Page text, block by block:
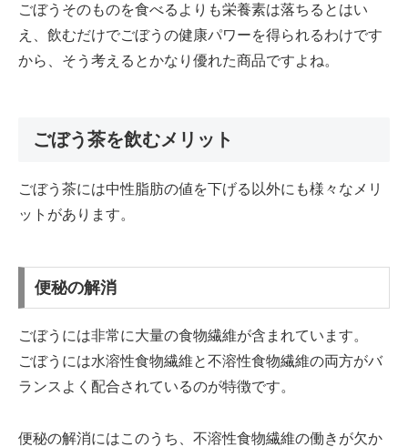
ごぼうそのものを食べるよりも栄養素は落ちるとはい
え、飲むだけでごぼうの健康パワーを得られるわけです
から、そう考えるとかなり優れた商品ですよね。
ごぼう茶を飲むメリット
ごぼう茶には中性脂肪の値を下げる以外にも様々なメリ
ットがあります。
便秘の解消
ごぼうには非常に大量の食物繊維が含まれています。
ごぼうには水溶性食物繊維と不溶性食物繊維の両方がバ
ランスよく配合されているのが特徴です。
便秘の解消にはこのうち、不溶性食物繊維の働きが欠か